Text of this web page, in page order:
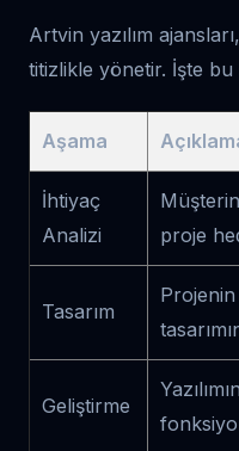
Artvin yazılım
titizlikle yönetir. İşte bu
Aşama
İhtiyaç
Analizi
proje
Tasarım
Geliştirme